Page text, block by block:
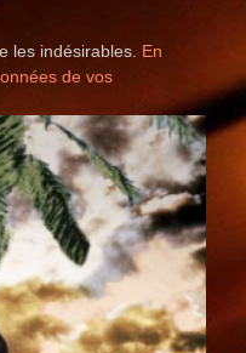
les indésirables. En
de vos